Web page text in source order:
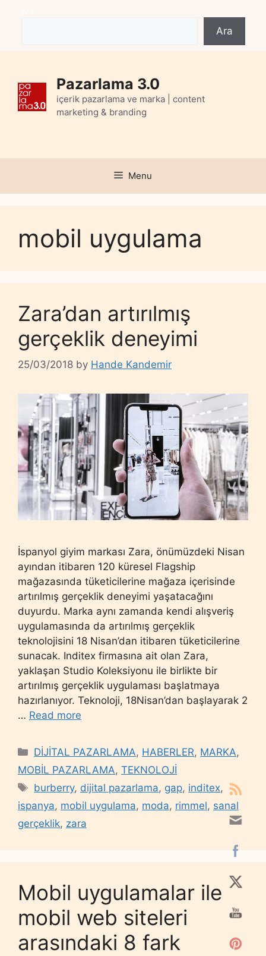
Ara
Pazarlama 3.0
içerik pazarlama ve marka | content
marketing & branding
Menu
mobil uygulama
Zara’dan artırılmış
gerçeklik deneyimi
25/03/2018 by Hande Kandemir
İspanyol giyim markası Zara, önümüzdeki Nisan
ayından itibaren 120 küresel Flagship
mağazasında tüketicilerine mağaza içerisinde
artırılmış gerçeklik deneyimi yaşatacağını
duyurdu. Marka aynı zamanda kendi alışveriş
uygulamasında da artırılmış gerçeklik
teknolojisini 18 Nisan’dan itibaren tüketicilerine
sunacak. Inditex firmasına ait olan Zara,
yaklaşan Studio Koleksiyonu ile birlikte bir
artırılmış gerçeklik uygulaması başlatmaya
hazırlanıyor. Teknoloji, 18Nisan’dan başlayarak 2
… Read more
Categories
DİJİTAL PAZARLAMA, HABERLER, MARKA,
MOBİL PAZARLAMA, TEKNOLOJİ
Tags
burberry, dijital pazarlama, gap, inditex,
ispanya, mobil uygulama, moda, rimmel, sanal
gerçeklik, zara
Mobil uygulamalar ile
mobil web siteleri
arasındaki 8 fark